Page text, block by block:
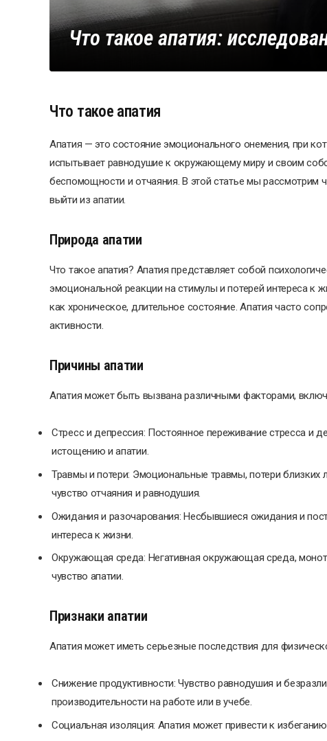
Что такое апатия:
Что такое апатия
Апатия — это состояние эмоционального онемения, при
испытывает равнодушие к окружающему миру и своим
беспомощности и отчаяния. В этой статье мы рассмотрим
выйти из апатии.
Природа апатии
Что такое апатия? Апатия представляет собой
эмоциональной реакции на стимулы и потерей интереса к
как хроническое, длительное состояние. Апатия часто
активности.
Причины апатии
Апатия может быть вызвана различными факторами,
Стресс и депрессия: Постоянное переживание стресса и
истощению и апатии.
Травмы и потери: Эмоциональные травмы, потери
чувство отчаяния и равнодушия.
Ожидания и разочарования: Несбывшиеся ожидания и
интереса к жизни.
Окружающая среда: Негативная окружающая среда,
чувство апатии.
Признаки апатии
Апатия может иметь серьезные последствия для
Снижение продуктивности: Чувство равнодушия и
производительности на работе или в учебе.
Социальная изоляция: Апатия может привести к